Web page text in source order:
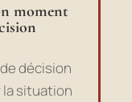
moment
décision
situation